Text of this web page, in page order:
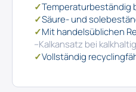
✓Temperaturbeständig
✓Säure- und
✓Mit handelsüblichen
–Kalkansatz bei
✓Vollständig